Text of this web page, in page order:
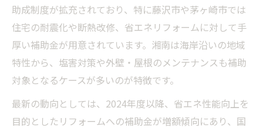
助成制度が拡充されており、特に藤沢市や茅ヶ崎市では
住宅の耐震化や断熱改修、省エネリフォームに対して手
厚い補助金が用意されています。湘南は海岸沿いの地域
特性から、塩害対策や外壁・屋根のメンテナンスも補助
対象となるケースが多いのが特徴です。
最新の動向としては、2024年度以降、省エネ性能向上を
目的としたリフォームへの補助金が増額傾向にあり、国